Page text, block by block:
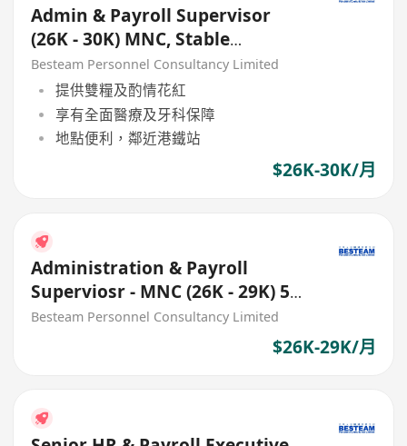
Admin & Payroll Supervisor
(26K - 30K) MNC, Stable
Japanese Comapny
Besteam Personnel Consultancy Limited
提供雙糧及酌情花紅
享有全面醫療及牙科保障
地點便利，鄰近港鐵站
$26K-30K/月
Administration & Payroll
Superviosr - MNC (26K - 29K) 5
Days
Besteam Personnel Consultancy Limited
$26K-29K/月